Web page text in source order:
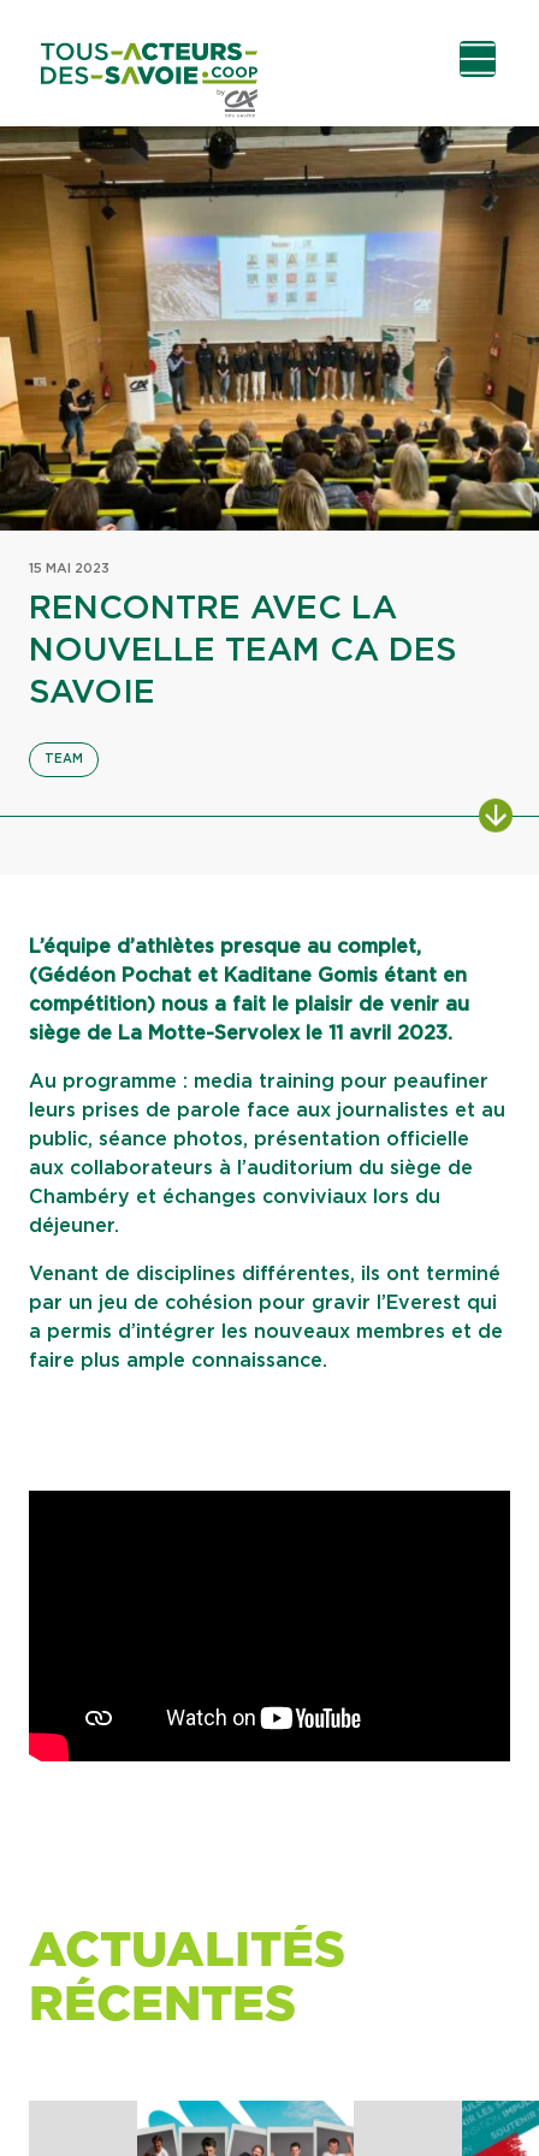
contenu
principal
15 MAI 2023
RENCONTRE AVEC LA
NOUVELLE TEAM CA DES
SAVOIE
TEAM
L’équipe d’athlètes presque au complet,
(Gédéon Pochat et Kaditane Gomis étant en
compétition) nous a fait le plaisir de venir au
siège de La Motte-Servolex le 11 avril 2023.
Au programme : media training pour peaufiner
leurs prises de parole face aux journalistes et au
public, séance photos, présentation officielle
aux collaborateurs à l’auditorium du siège de
Chambéry et échanges conviviaux lors du
déjeuner.
Venant de disciplines différentes, ils ont terminé
par un jeu de cohésion pour gravir l’Everest qui
a permis d’intégrer les nouveaux membres et de
faire plus ample connaissance.
ACTUALITÉS
RÉCENTES